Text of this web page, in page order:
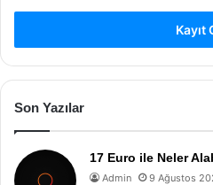
Kayıt
Son Yazılar
17 Euro ile Neler
Admin 9 Ağustos